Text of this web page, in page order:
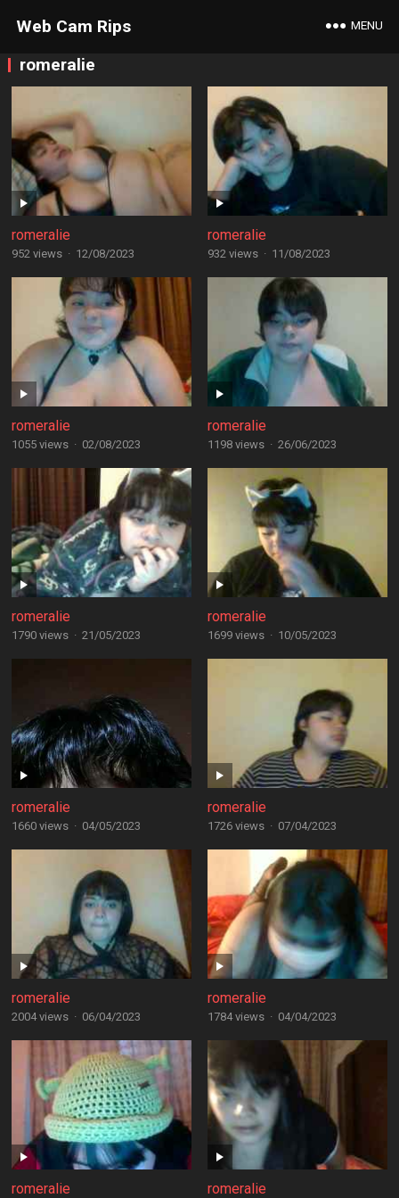
Web Cam Rips MENU
romeralie
romeralie
952 views · 12/08/2023
romeralie
932 views · 11/08/2023
romeralie
1055 views · 02/08/2023
romeralie
1198 views · 26/06/2023
romeralie
1790 views · 21/05/2023
romeralie
1699 views · 10/05/2023
romeralie
1660 views · 04/05/2023
romeralie
1726 views · 07/04/2023
romeralie
2004 views · 06/04/2023
romeralie
1784 views · 04/04/2023
romeralie romeralie